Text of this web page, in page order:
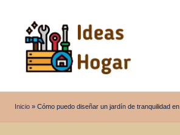
contenido
d
e
Inicio » Cómo puedo diseñar un jardín de tranquilidad